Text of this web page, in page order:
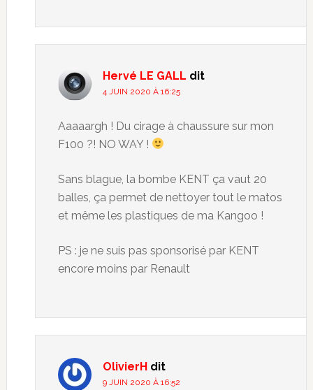
Hervé LE GALL dit
4 JUIN 2020 À 16:25
Aaaaargh ! Du cirage à chaussure sur mon
F100 ?! NO WAY !
Sans blague, la bombe KENT ça vaut 20
balles, ça permet de nettoyer tout le matos
et même les plastiques de ma Kangoo !
PS : je ne suis pas sponsorisé par KENT
encore moins par Renault
OlivierH dit
9 JUIN 2020 À 16:52